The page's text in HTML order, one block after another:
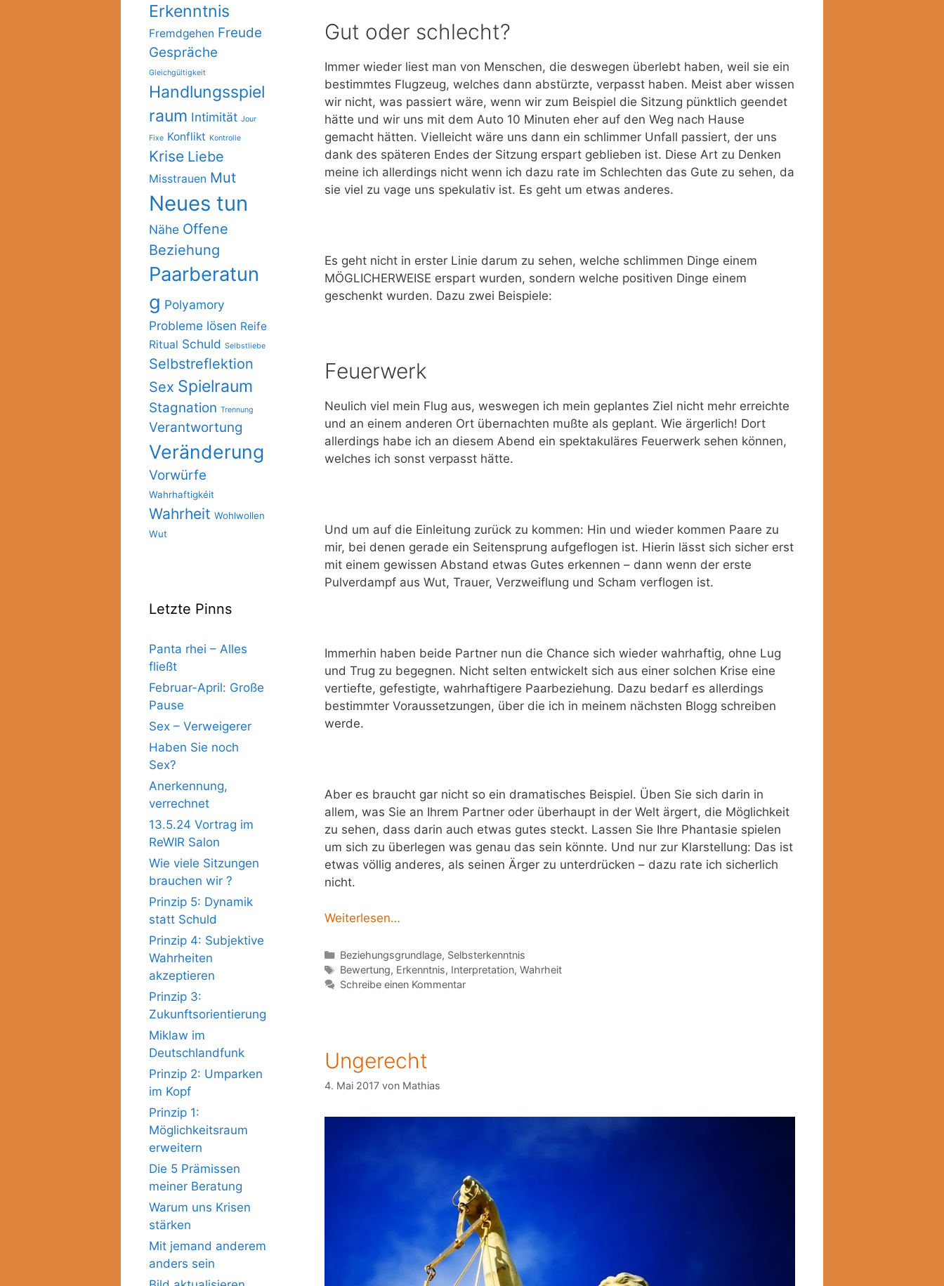
Gut oder schlecht?
Immer wieder liest man von Menschen, die deswegen überlebt haben, weil sie ein
bestimmtes Flugzeug, welches dann abstürzte, verpasst haben. Meist aber wissen
wir nicht, was passiert wäre, wenn wir zum Beispiel die Sitzung pünktlich geendet
hätte und wir uns mit dem Auto 10 Minuten eher auf den Weg nach Hause
gemacht hätten. Vielleicht wäre uns dann ein schlimmer Unfall passiert, der uns
dank des späteren Endes der Sitzung erspart geblieben ist. Diese Art zu Denken
meine ich allerdings nicht wenn ich dazu rate im Schlechten das Gute zu sehen, da
sie viel zu vage uns spekulativ ist. Es geht um etwas anderes.
Es geht nicht in erster Linie darum zu sehen, welche schlimmen Dinge einem
MÖGLICHERWEISE erspart wurden, sondern welche positiven Dinge einem
geschenkt wurden. Dazu zwei Beispiele:
Feuerwerk
Neulich viel mein Flug aus, weswegen ich mein geplantes Ziel nicht mehr erreichte
und an einem anderen Ort übernachten mußte als geplant. Wie ärgerlich! Dort
allerdings habe ich an diesem Abend ein spektakuläres Feuerwerk sehen können,
welches ich sonst verpasst hätte.
Und um auf die Einleitung zurück zu kommen: Hin und wieder kommen Paare zu
mir, bei denen gerade ein Seitensprung aufgeflogen ist. Hierin lässt sich sicher erst
mit einem gewissen Abstand etwas Gutes erkennen – dann wenn der erste
Pulverdampf aus Wut, Trauer, Verzweiflung und Scham verflogen ist.
Immerhin haben beide Partner nun die Chance sich wieder wahrhaftig, ohne Lug
und Trug zu begegnen. Nicht selten entwickelt sich aus einer solchen Krise eine
vertiefte, gefestigte, wahrhaftigere Paarbeziehung. Dazu bedarf es allerdings
bestimmter Voraussetzungen, über die ich in meinem nächsten Blogg schreiben
werde.
Aber es braucht gar nicht so ein dramatisches Beispiel. Üben Sie sich darin in
allem, was Sie an Ihrem Partner oder überhaupt in der Welt ärgert, die Möglichkeit
zu sehen, dass darin auch etwas gutes steckt. Lassen Sie Ihre Phantasie spielen
um sich zu überlegen was genau das sein könnte. Und nur zur Klarstellung: Das ist
etwas völlig anderes, als seinen Ärger zu unterdrücken – dazu rate ich sicherlich
nicht.
Weiterlesen…
Beziehungsgrundlage, Selbsterkenntnis
Bewertung, Erkenntnis, Interpretation, Wahrheit
Schreibe einen Kommentar
Ungerecht
4. Mai 2017 von Mathias
Erkenntnis
Fremdgehen Freude
Gespräche
Gleichgültigkeit
Handlungsspiel
raum Intimität Jour
Fixe Konflikt Kontrolle
Krise Liebe
Misstrauen Mut
Neues tun
Nähe Offene
Beziehung
Paarberatun
g Polyamory
Probleme lösen Reife
Ritual Schuld Selbstliebe
Selbstreflektion
Sex Spielraum
Stagnation Trennung
Verantwortung
Veränderung
Vorwürfe
Wahrhaftigkéit
Wahrheit Wohlwollen
Wut
Letzte Pinns
Panta rhei – Alles
fließt
Februar-April: Große
Pause
Sex – Verweigerer
Haben Sie noch
Sex?
Anerkennung,
verrechnet
13.5.24 Vortrag im
ReWIR Salon
Wie viele Sitzungen
brauchen wir ?
Prinzip 5: Dynamik
statt Schuld
Prinzip 4: Subjektive
Wahrheiten
akzeptieren
Prinzip 3:
Zukunftsorientierung
Miklaw im
Deutschlandfunk
Prinzip 2: Umparken
im Kopf
Prinzip 1:
Möglichkeitsraum
erweitern
Die 5 Prämissen
meiner Beratung
Warum uns Krisen
stärken
Mit jemand anderem
anders sein